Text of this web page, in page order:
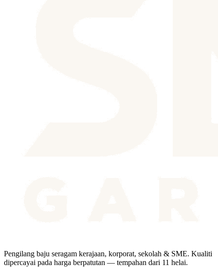
Pengilang baju seragam kerajaan, korporat, sekolah & SME. Kualiti
dipercayai pada harga berpatutan — tempahan dari 11 helai.